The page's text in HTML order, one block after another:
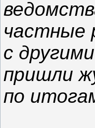
частные
с
пришли
по